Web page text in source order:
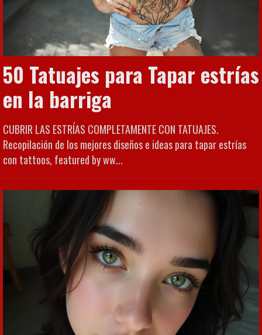
50 Tatuajes para Tapar estrías
en la barriga
CUBRIR LAS ESTRÍAS COMPLETAMENTE CON TATUAJES.
Recopilación de los mejores diseños e ideas para tapar estrías
con tattoos, featured by ww...